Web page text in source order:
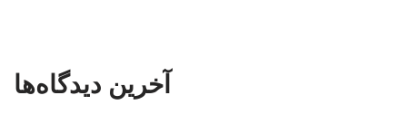
آخرین دیدگاه‌ها